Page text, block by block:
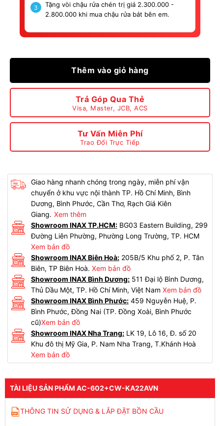
3
Tặng vòi chậu rửa chén trị giá 2.300.000 -
2.800.000 khi mua chậu rửa bát bên em.
Thêm vào giỏ hàng
Trả Góp Qua Thẻ
Visa, Master, JCB, ACS
Tư Vấn Miễn Phí
Trao Đổi Trực Tiếp
Giao hàng nhanh chóng trong ngày, miễn phí vận
chuyển ở khu vực nội thành TP. Hồ Chí Minh, Bình
Dương, Bình Phước, Cần Thơ, Rạch Giá Kiên
Giang. Xem thêm
Showroom INAX TP.HCM:BG03 Eastern Building, 299
Đường Liên Phường, Phường Long Trường, TP. HCM
Xem bản đồ
Showroom INAX Biên Hoà:205B/5 Khu phố 2, P. Tân
Biên, TP Biên Hoà. Xem bản đồ
Showroom INAX Bình Dương:511 Đại lộ Bình Dương,
Thủ Dầu Một, TP. Hồ Chí Minh, Việt Nam Xem bản đồ
Showroom INAX Bình Phước:459 Nguyễn Huệ, P.
Bình Phước, Đồng Nai (TP. Đồng Xoài, Bình Phước
cũ)Xem bản đồ
Showroom INAX Nha Trang:LK 19, Lô 16, Đ. số 20
Khu đô thị Mỹ Gia, P. Nam Nha Trang, T.Khánh Hoà
Xem bản đồ
TÀI LIỆU SẢN PHẨM AC-602+CW-KA22AVN
THÔNG TIN SỬ DỤNG & LẮP ĐẶT BỒN CẦU